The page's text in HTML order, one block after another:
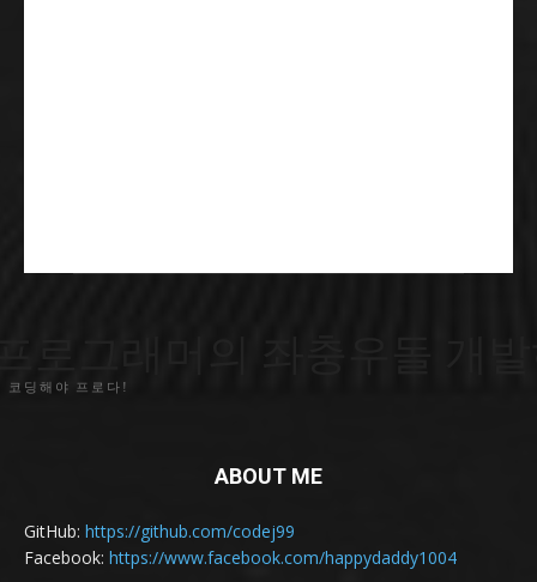
코딩해야 프로다!
ABOUT ME
GitHub: https://github.com/codej99
Facebook: https://www.facebook.com/happydaddy1004